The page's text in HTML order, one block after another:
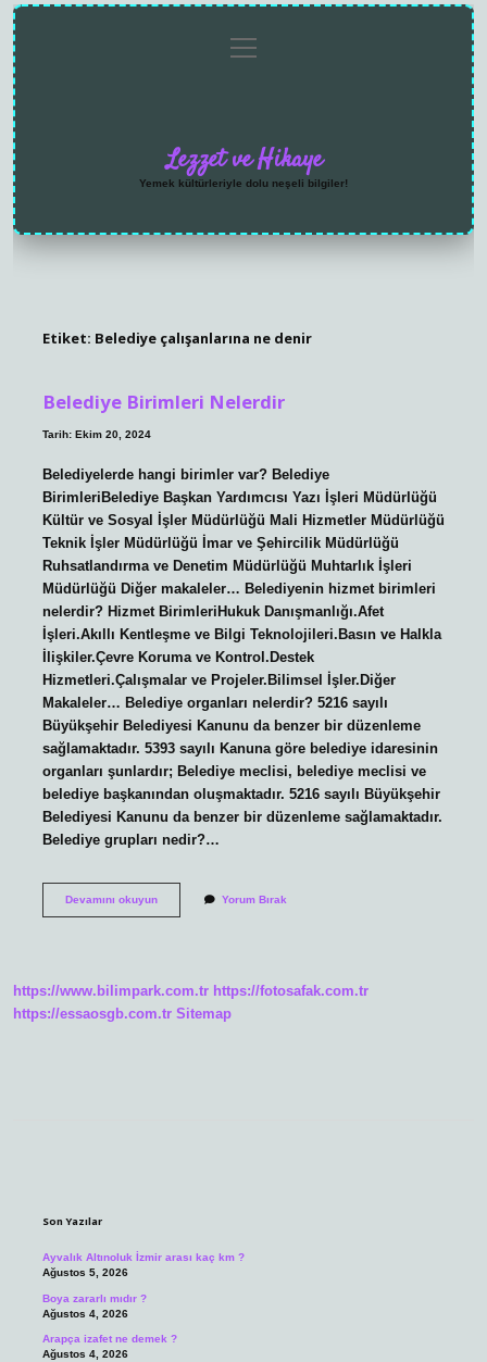
menüyü
aç
Lezzet ve Hikaye
Yemek kültürleriyle dolu neşeli bilgiler!
Etiket: Belediye çalışanlarına ne denir
Belediye Birimleri Nelerdir
Tarih: Ekim 20, 2024
Belediyelerde hangi birimler var? Belediye
BirimleriBelediye Başkan Yardımcısı Yazı İşleri Müdürlüğü
Kültür ve Sosyal İşler Müdürlüğü Mali Hizmetler Müdürlüğü
Teknik İşler Müdürlüğü İmar ve Şehircilik Müdürlüğü
Ruhsatlandırma ve Denetim Müdürlüğü Muhtarlık İşleri
Müdürlüğü Diğer makaleler… Belediyenin hizmet birimleri
nelerdir? Hizmet BirimleriHukuk Danışmanlığı.Afet
İşleri.Akıllı Kentleşme ve Bilgi Teknolojileri.Basın ve Halkla
İlişkiler.Çevre Koruma ve Kontrol.Destek
Hizmetleri.Çalışmalar ve Projeler.Bilimsel İşler.Diğer
Makaleler… Belediye organları nelerdir? 5216 sayılı
Büyükşehir Belediyesi Kanunu da benzer bir düzenleme
sağlamaktadır. 5393 sayılı Kanuna göre belediye idaresinin
organları şunlardır; Belediye meclisi, belediye meclisi ve
belediye başkanından oluşmaktadır. 5216 sayılı Büyükşehir
Belediyesi Kanunu da benzer bir düzenleme sağlamaktadır.
Belediye grupları nedir?…
Devamını okuyunBelediye
Yorum Bırak
https://www.bilimpark.com.tr https://fotosafak.com.tr
https://essaosgb.com.tr Sitemap
Son Yazılar
Ayvalık Altınoluk İzmir arası kaç km ?
Ağustos 5, 2026
Boya zararlı mıdır ?
Ağustos 4, 2026
Arapça izafet ne demek ?
Ağustos 4, 2026